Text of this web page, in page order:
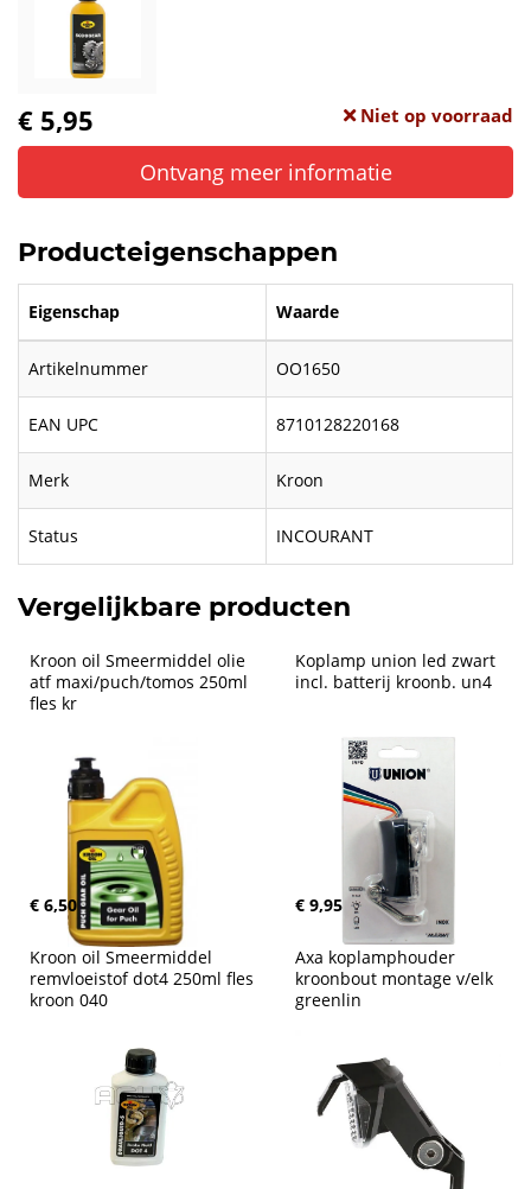
€ 5,95 Niet op voorraad
Ontvang meer informatie
Producteigenschappen
Eigenschap Waarde
Artikelnummer OO1650
EAN UPC 8710128220168
Merk Kroon
Status INCOURANT
Vergelijkbare producten
Kroon oil Smeermiddel olie
atf maxi/puch/tomos 250ml
fles kr
€ 6,50
Koplamp union led zwart
incl. batterij kroonb. un4
€ 9,95
Kroon oil Smeermiddel
remvloeistof dot4 250ml fles
kroon 040
Axa koplamphouder
kroonbout montage v/elk
greenlin